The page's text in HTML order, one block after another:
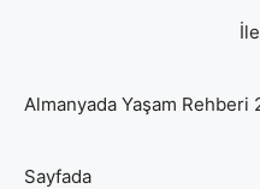
Almanyada Yaşam Rehberi
Sayfada